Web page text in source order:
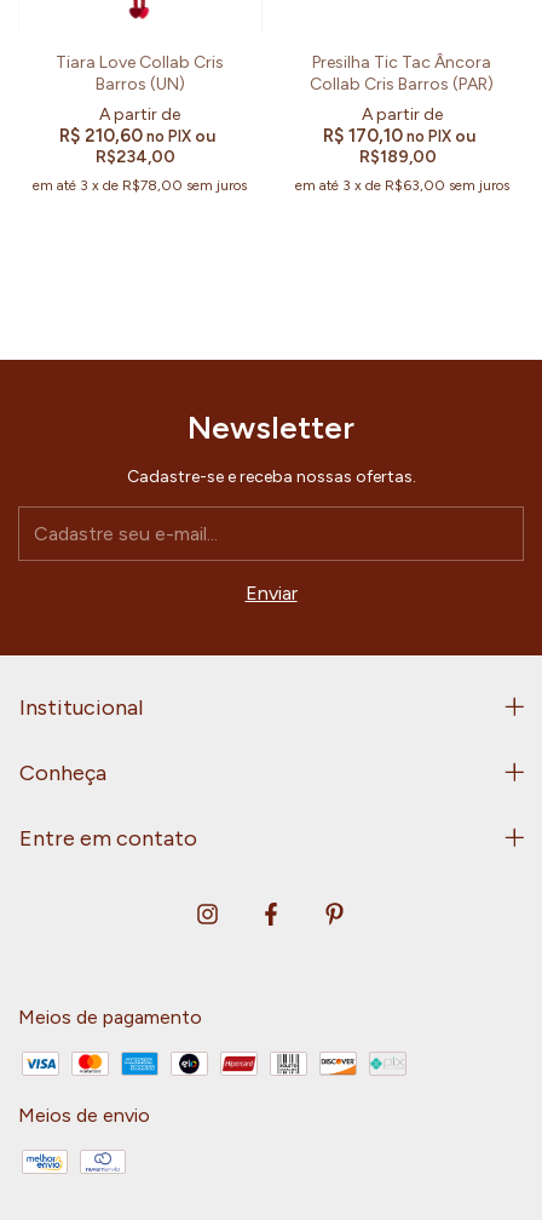
Tiara Love Collab Cris
Barros (UN)
R$ 210,60 no PIX ou
R$234,00
em até 3 xde R$78,00 sem juros
Presilha Tic Tac Âncora
Collab Cris Barros (PAR)
R$ 170,10 no PIX ou
R$189,00
em até 3 x de R$63,00 sem juros
Newsletter
Cadastre-se e receba nossas ofertas.
Institucional
Conheça
Entre em contato
Meios de pagamento
Meios de envio